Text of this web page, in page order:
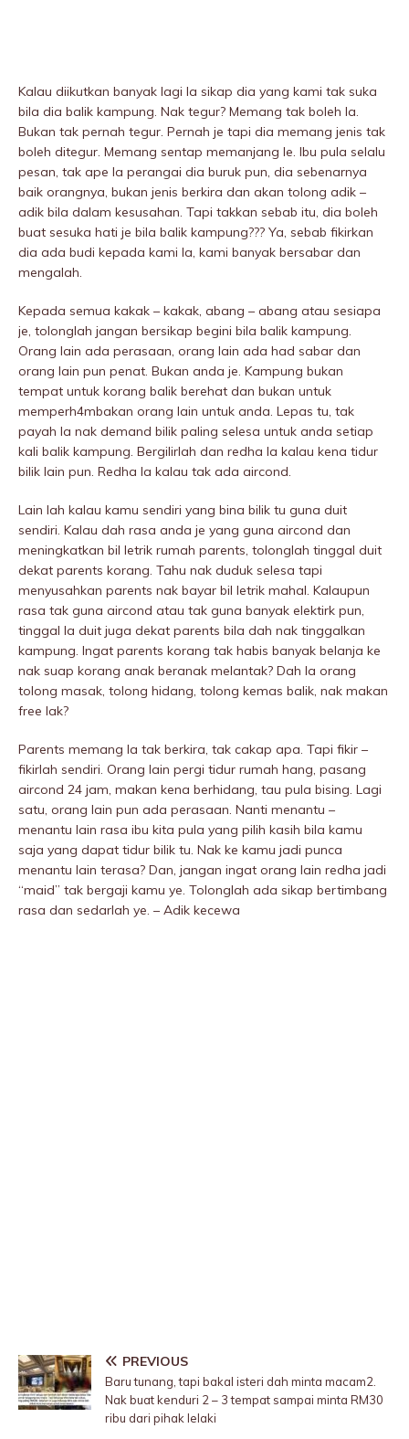
Kalau diikutkan banyak lagi la sikap dia yang kami tak suka
bila dia balik kampung. Nak tegur? Memang tak boleh la.
Bukan tak pernah tegur. Pernah je tapi dia memang jenis tak
boleh ditegur. Memang sentap memanjang le. Ibu pula selalu
pesan, tak ape la perangai dia buruk pun, dia sebenarnya
baik orangnya, bukan jenis berkira dan akan tolong adik –
adik bila dalam kesusahan. Tapi takkan sebab itu, dia boleh
buat sesuka hati je bila balik kampung??? Ya, sebab fikirkan
dia ada budi kepada kami la, kami banyak bersabar dan
mengalah.
Kepada semua kakak – kakak, abang – abang atau sesiapa
je, tolonglah jangan bersikap begini bila balik kampung.
Orang lain ada perasaan, orang lain ada had sabar dan
orang lain pun penat. Bukan anda je. Kampung bukan
tempat untuk korang balik berehat dan bukan untuk
memperh4mbakan orang lain untuk anda. Lepas tu, tak
payah la nak demand bilik paling selesa untuk anda setiap
kali balik kampung. Bergilirlah dan redha la kalau kena tidur
bilik lain pun. Redha la kalau tak ada aircond.
Lain lah kalau kamu sendiri yang bina bilik tu guna duit
sendiri. Kalau dah rasa anda je yang guna aircond dan
meningkatkan bil letrik rumah parents, tolonglah tinggal duit
dekat parents korang. Tahu nak duduk selesa tapi
menyusahkan parents nak bayar bil letrik mahal. Kalaupun
rasa tak guna aircond atau tak guna banyak elektirk pun,
tinggal la duit juga dekat parents bila dah nak tinggalkan
kampung. Ingat parents korang tak habis banyak belanja ke
nak suap korang anak beranak meIantak? Dah la orang
tolong masak, tolong hidang, tolong kemas balik, nak makan
free lak?
Parents memang la tak berkira, tak cakap apa. Tapi fikir –
fikirlah sendiri. Orang lain pergi tidur rumah hang, pasang
aircond 24 jam, makan kena berhidang, tau pula bising. Lagi
satu, orang lain pun ada perasaan. Nanti menantu –
menantu lain rasa ibu kita pula yang pilih kasih bila kamu
saja yang dapat tidur bilik tu. Nak ke kamu jadi punca
menantu lain terasa? Dan, jangan ingat orang lain redha jadi
“maid” tak bergaji kamu ye. Tolonglah ada sikap bertimbang
rasa dan sedarlah ye. – Adik kecewa
PREVIOUS
Baru tunang, tapi bakal isteri dah minta macam2.
Nak buat kenduri 2 – 3 tempat sampai minta RM30
ribu dari pihak lelaki